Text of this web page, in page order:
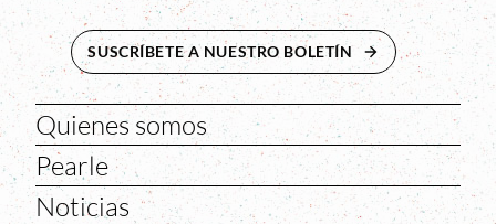
SUSCRÍBETE A NUESTRO BOLETÍN ABRE EN NUEVA
Quienes somos
Pearle
Noticias